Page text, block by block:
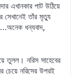
এখানকার পাট উঠিয়ে
সেখানেই তাঁর মৃত্যু
ধন্যবাদ,
তুলল। নরিস সাহেবের
চেয়ে নরিসের উপরই